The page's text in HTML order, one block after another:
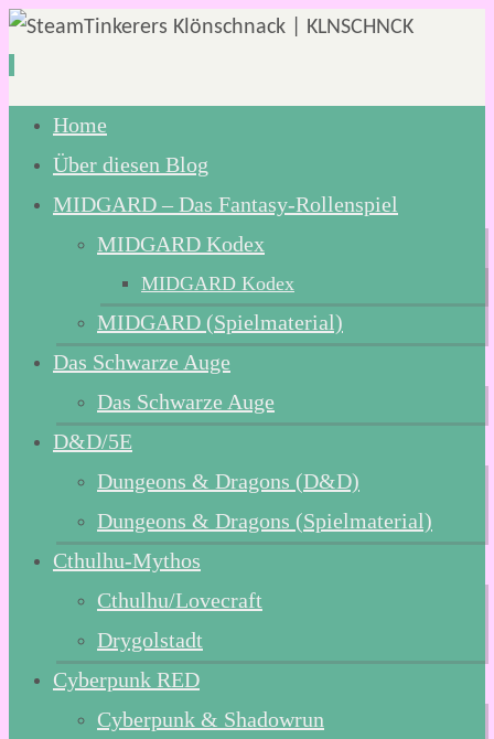
Zum
Inhalt
springen
Home
Über diesen Blog
MIDGARD – Das Fantasy-Rollenspiel
MIDGARD Kodex
MIDGARD Kodex
MIDGARD (Spielmaterial)
Das Schwarze Auge
Das Schwarze Auge
D&D/5E
Dungeons & Dragons (D&D)
Dungeons & Dragons (Spielmaterial)
Cthulhu-Mythos
Cthulhu/Lovecraft
Drygolstadt
Cyberpunk RED
Cyberpunk & Shadowrun